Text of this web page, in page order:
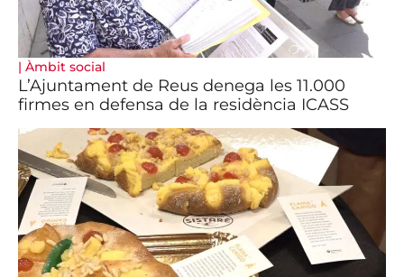
| Àmbit social
L’Ajuntament de Reus denega les 11.000
firmes en defensa de la residència ICASS